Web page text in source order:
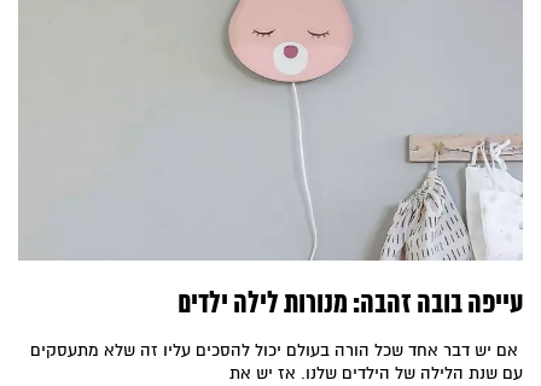
עייפה בובה זהבה: מנורות לילה ילדים
אם יש דבר אחד שכל הורה בעולם יכול להסכים עליו זה שלא מתעסקים
עם שנת הלילה של הילדים שלנו. אז יש את